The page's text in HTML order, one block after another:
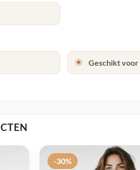
Geschikt voor
-30%